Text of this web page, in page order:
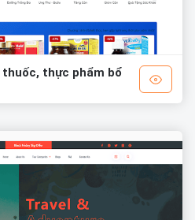
thực phẩm bổ